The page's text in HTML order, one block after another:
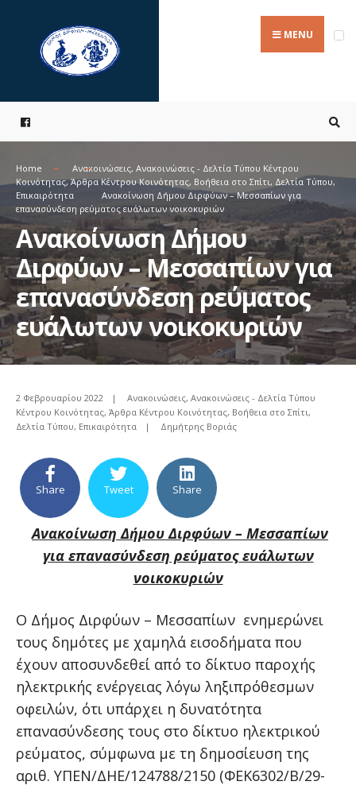
content
MENU
Home Ανακοινώσεις, Ανακοινώσεις - Δελτία Τύπου Κέντρου
Κοινότητας,Άρθρα Kέντρου Kοινότητας, Βοήθεια στο Σπίτι, Δελτία Τύπου,
Επικαιρότητα
Ανακοίνωση Δήμου Διρφύων – Μεσσαπίων για
επανασύνδεση ρεύματος ευάλωτων νοικοκυριών
Ανακοίνωση Δήμου
Διρφύων – Μεσσαπίων για
επανασύνδεση ρεύματος
ευάλωτων νοικοκυριών
2 Φεβρουαρίου 2022 | Ανακοινώσεις, Ανακοινώσεις - Δελτία Τύπου
Κέντρου Κοινότητας, Άρθρα Kέντρου Kοινότητας, Βοήθεια στο Σπίτι,
Δελτία Τύπου, Επικαιρότητα | Δημήτρης Βοριάς
Share Tweet Share
Ανακοίνωση Δήμου Διρφύων – Μεσσαπίων
για επανασύνδεση ρεύματος ευάλωτων
νοικοκυριών
Ο Δήμος Διρφύων – Μεσσαπίων ενημερώνει
τους δημότες με χαμηλά εισοδήματα που
έχουν αποσυνδεθεί από το δίκτυο παροχής
ηλεκτρικής ενέργειας λόγω ληξιπρόθεσμων
οφειλών, ότι υπάρχει η δυνατότητα
επανασύνδεσης τους στο δίκτυο ηλεκτρικού
ρεύματος, σύμφωνα με τη δημοσίευση της
αριθ. ΥΠΕΝ/ΔΗΕ/124788/2150 (ΦΕΚ6302/Β/29-
for: